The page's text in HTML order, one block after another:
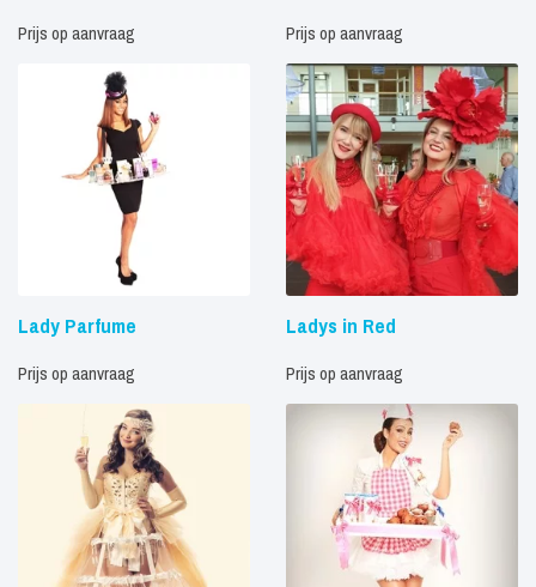
Prijs op aanvraag Prijs op aanvraag
Lady Parfume
Prijs op aanvraag
Ladys in Red
Prijs op aanvraag